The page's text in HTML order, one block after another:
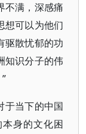
不满，深感痛
想可以为他们
驱散忧郁的功
知识分子的伟
于当下的中国
身的文化困